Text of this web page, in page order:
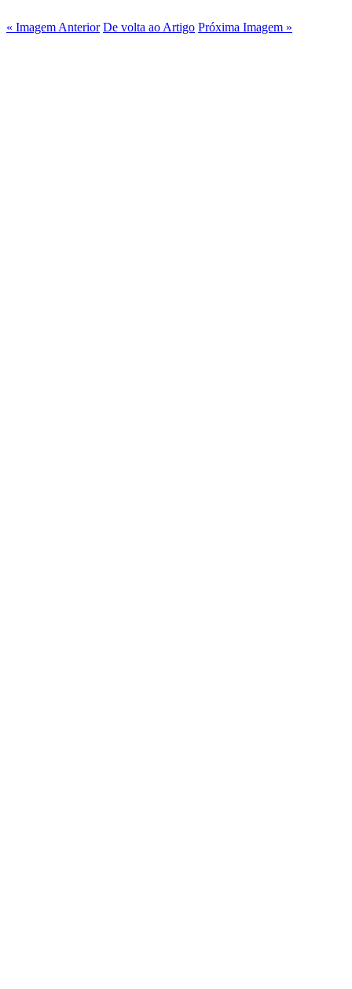
« Imagem Anterior De volta ao Artigo Próxima Imagem »